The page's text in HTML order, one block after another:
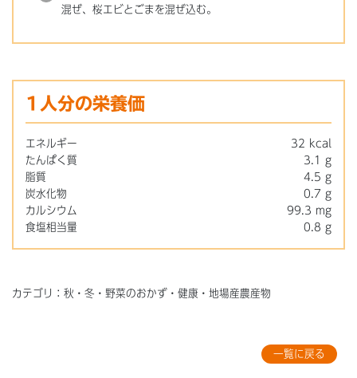
混ぜ、桜エビとごまを混ぜ込む。
1人分の栄養価
エネルギー
32 kcal
たんぱく質
3.1 g
脂質
4.5 g
炭水化物
0.7 g
カルシウム
99.3 mg
食塩相当量
0.8 g
カテゴリ：秋・冬・野菜のおかず・健康・地場産農産物
一覧に戻る